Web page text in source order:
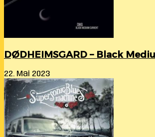
DØDHEIMSGARD – Black
22. Mai 2023